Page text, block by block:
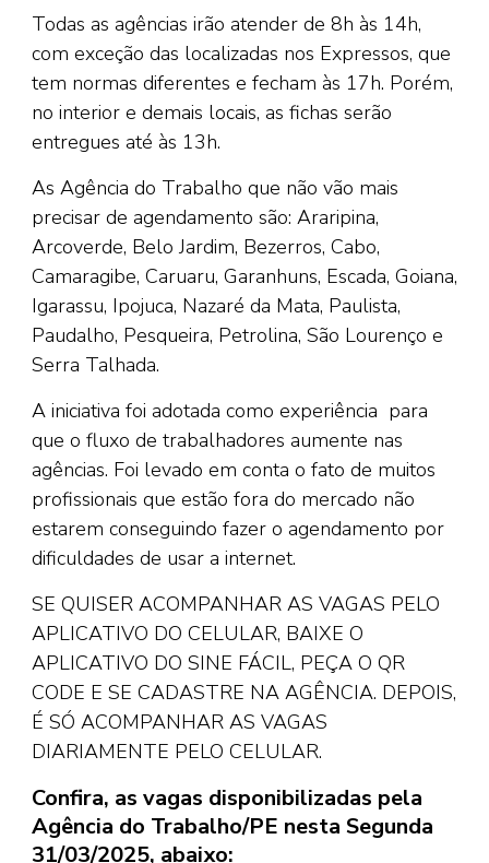
Todas as agências irão atender de 8h às 14h,
com exceção das localizadas nos Expressos, que
tem normas diferentes e fecham às 17h. Porém,
no interior e demais locais, as fichas serão
entregues até às 13h.
As Agência do Trabalho que não vão mais
precisar de agendamento são: Araripina,
Arcoverde, Belo Jardim, Bezerros, Cabo,
Camaragibe, Caruaru, Garanhuns, Escada, Goiana,
Igarassu, Ipojuca, Nazaré da Mata, Paulista,
Paudalho, Pesqueira, Petrolina, São Lourenço e
Serra Talhada.
A iniciativa foi adotada como experiência para
que o fluxo de trabalhadores aumente nas
agências. Foi levado em conta o fato de muitos
profissionais que estão fora do mercado não
estarem conseguindo fazer o agendamento por
dificuldades de usar a internet.
SE QUISER ACOMPANHAR AS VAGAS PELO
APLICATIVO DO CELULAR, BAIXE O
APLICATIVO DO SINE FÁCIL, PEÇA O QR
CODE E SE CADASTRE NA AGÊNCIA. DEPOIS,
É SÓ ACOMPANHAR AS VAGAS
DIARIAMENTE PELO CELULAR.
Confira, as vagas disponibilizadas pela
Agência do Trabalho/PE nesta Segunda
31/03/2025, abaixo: